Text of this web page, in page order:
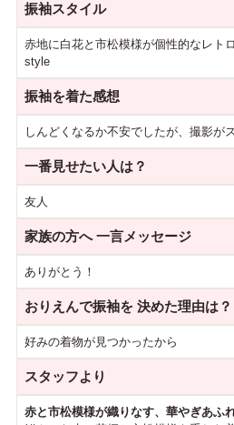
振袖スタイル
赤地に白花と市松模様が個性的なレト
style
振袖を着た感想
しんどくなるか不安でしたが、撮影が
一番見せたい人は？
友人
家族の方へ一言メッセージ
ありがとう！
おりえんで振袖を決めた理由は？
好みの着物が見つかったから
スタッフより
赤と市松模様が織りなす、華やぎあふ